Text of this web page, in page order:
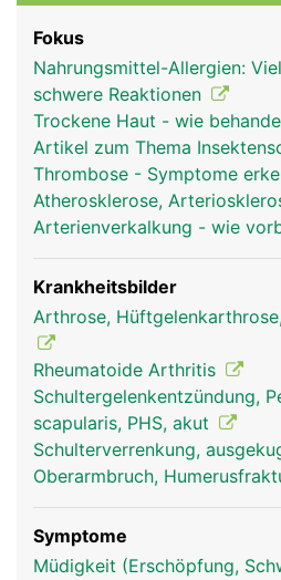
Rubriken
der flachen Gelenkpfanne
bewegt. Damit die Knochen
reiben, sind sie mit
Gelenkschmiere eingebettet.
bewegliche Schultergelenk
es von einer komplexen
Gelenkkapsel,
kleinere Muskeln und deren
Rotatorenmanschette) und
Schultermuskel (Deltoideus)
Bewegung des Armes wird
Zusammenspiel von Gelenk,
ermöglicht.
Fokus
Nahrungsmittel-Allergien:
schwere Reaktionen
Trockene Haut - wie
Artikel zum Thema
Thrombose - Symptome
Atherosklerose,
Arterienverkalkung - wie
Krankheitsbilder
Arthrose,
Rheumatoide Arthritis
Schultergelenkentzündung,
scapularis, PHS, akut
Schulterverrenkung,
Oberarmbruch,
Symptome
Müdigkeit (Erschöpfung,